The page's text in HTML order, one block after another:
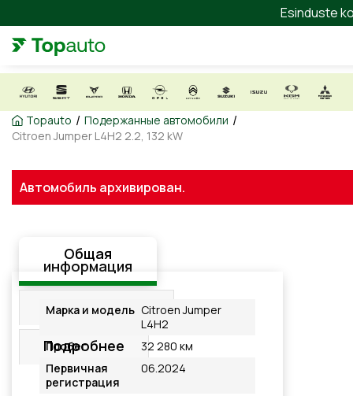
Esinduste
Topauto / Подержанные автомобили /
Citroen Jumper L4H2 2.2, 132 kW
Автомобиль архивирован.
Общая
информация
Оборудование
Подробнее
Марка и модель Citroen Jumper
L4H2
Пробег
32 280 км
Первичная
регистрация
06.2024